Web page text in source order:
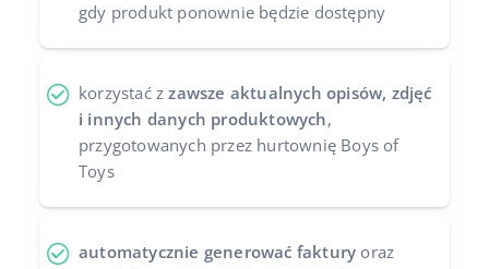
gdy produkt ponownie będzie dostępny
korzystać zzawsze aktualnych opisów, zdjęć
i innych danych produktowych,
przygotowanych przez hurtownię Boys of
Toys
automatycznie generować faktury oraz